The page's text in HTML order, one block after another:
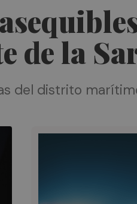
de la
del distrito